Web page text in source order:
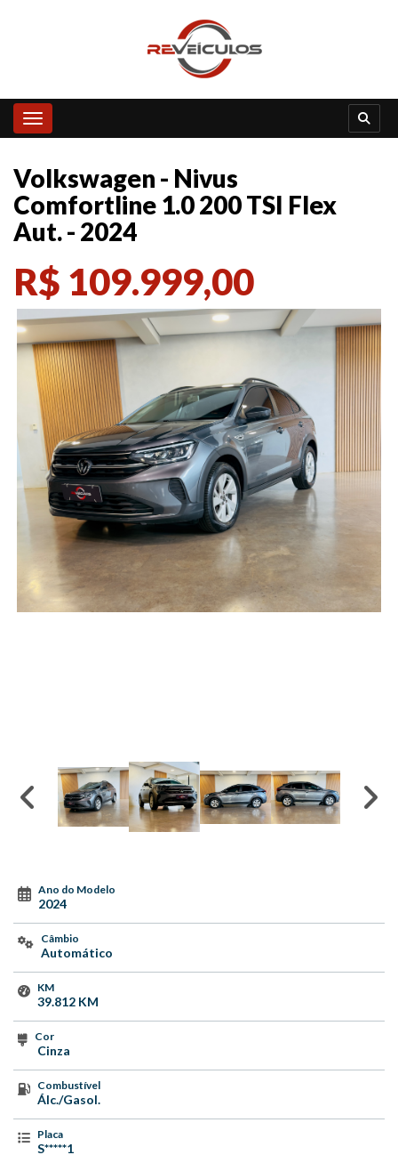
Toggle navigation
Volkswagen - Nivus
Comfortline 1.0 200 TSI Flex
Aut. - 2024
R$ 109.999,00
Ano do Modelo
2024
Câmbio
Automático
KM
39.812 KM
Cor
Cinza
Combustível
Álc./Gasol.
Placa
S*****1